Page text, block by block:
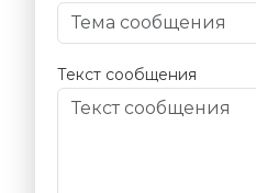
Текст сообщения